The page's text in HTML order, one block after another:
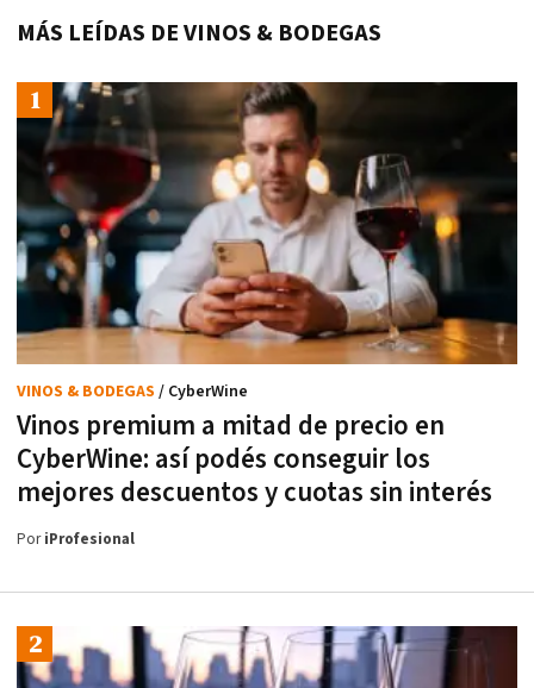
MÁS LEÍDAS DE VINOS & BODEGAS
Vinos premium a mitad de precio en
CyberWine: así podés conseguir los
mejores descuentos y cuotas sin interés
VINOS & BODEGAS / CyberWine
PoriProfesional